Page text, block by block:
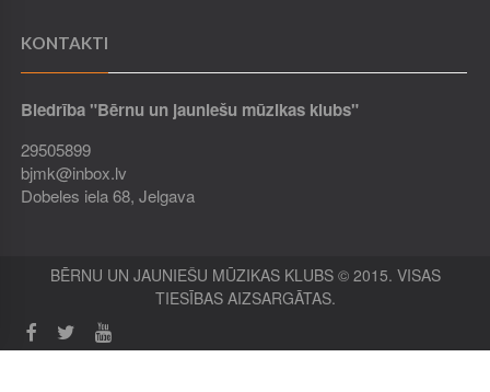
KONTAKTI
Biedrība "Bērnu un jauniešu mūzikas klubs"
29505899
bjmk@inbox.lv
Dobeles iela 68, Jelgava
BĒRNU UN JAUNIEŠU MŪZIKAS KLUBS © 2015. VISAS
TIESĪBAS AIZSARGĀTAS.